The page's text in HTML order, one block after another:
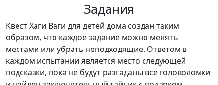
Задания
Квест Хаги Ваги для детей дома создан таким
образом, что каждое задание можно менять
местами или убрать неподходящие. Ответом в
каждом испытании является место следующей
подсказки, пока не будут разгаданы все головоломки